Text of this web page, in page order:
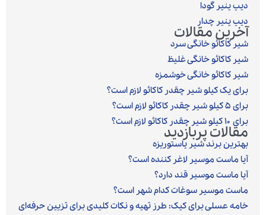
دیپ پنیر گودا
دیپ پنیر چدار
آخرین مقالات
شیر کاکائو خانگی سرد
شیر کاکائو خانگی غلیظ
شیر کاکائو خانگی خوشمزه
برای یک کیلو شیر چقدر کاکائو لازم است؟
برای ۵ کیلو شیر چقدر کاکائو لازم است؟
برای ۱۰ کیلو شیر چقدر کاکائو لازم است؟
مقالات پربازدید
بهترین برند شیر پاستوریزه
آیا ماست موسیر لاغر کننده است؟
آیا ماست موسیر قند دارد؟
ماست موسیر سوغات کدام شهر است؟
خامه عسلی برای کیک: طرز تهیه و نکات کلیدی برای تزیین حرفه‌ای